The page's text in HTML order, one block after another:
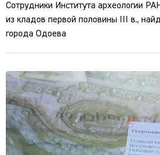
Сотрудники Института археологии
из кладов первой половины III в.,
города Одоева